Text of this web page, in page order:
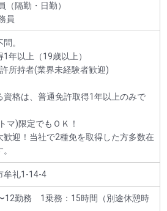
（隔勤・日勤）
員
。
年以上（19歳以上）
所持者(業界未経験者歓迎)
格は、普通免許取得1年以上のみで
マ)限定でもＯＫ！
迎！当社で2種免を取得した方多数在
牟礼1-14-4
12勤務 1乗務：15時間（別途休憩時